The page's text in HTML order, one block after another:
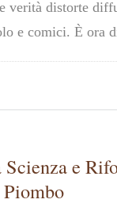
verità distorte
e comici. È
Scienza e